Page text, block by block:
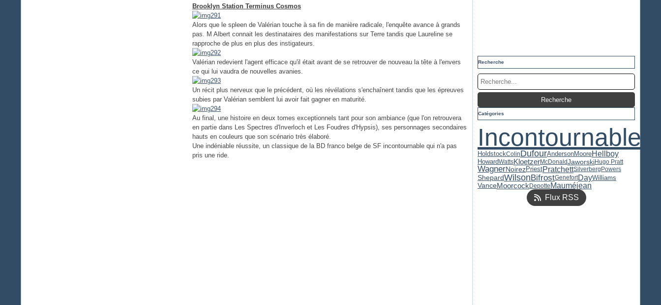
Brooklyn Station Terminus Cosmos
Alors que le spleen de Valérian touche à sa fin de manière radicale, l'enquête avance à grands
pas. M Albert connait les destinataires des manifestations sur Terre tandis que Laureline se
rapproche de plus en plus des instigateurs.
Valérian redevient l'agent efficace qu'il était avant de se retrouver de nouveau la tête à l'envers
ce qui lui vaudra de nouvelles avanies.
Un récit plus nerveux que le précédent, où les révélations s'enchaînent tandis que les épreuves
subies par Valérian semblent lui avoir fait gagner en maturité.
Au final, une histoire en deux tomes exceptionnels tant pour son ambiance (que l'on retrouvera
en partie dans Les Spectres d'Inverloch et Les Foudres d'Hypsis), ses personnages secondaires
hauts en couleurs que son scénario très élaboré.
Une indéniable réussite, un classique de la BD franco belge de SF incontournable qui n'a pas
pris une ride.
Recherche
Catégories
Incontournable
HoldstockColinDufourAndersonMooreHellboy
HowardWattsKloetzerMcDonaldJaworskiHugo Pratt
WagnerNoirezPriestPratchettSilverberg Powers
ShepardWilsonBifrostGenefortDayWilliams
VanceMoorcockDepotte Mauméjean
Flux RSS